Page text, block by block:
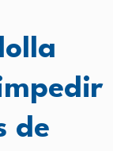
de